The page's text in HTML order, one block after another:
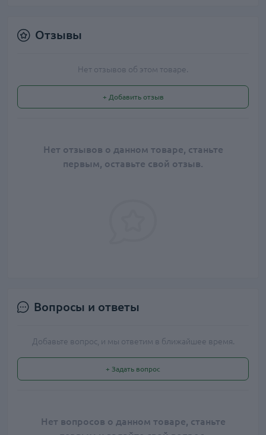
Отзывы
Нет отзывов об этом товаре.
+ Добавить отзыв
Нет отзывов о данном товаре, станьте
первым, оставьте свой отзыв.
Вопросы и ответы
Добавьте вопрос, и мы ответим в ближайшее время.
+ Задать вопрос
Нет вопросов о данном товаре, станьте